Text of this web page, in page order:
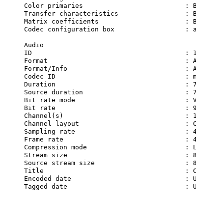
Color primaries                          : BT.709
Transfer characteristics                 : BT.709
Matrix coefficients                      : BT.709
Codec configuration box                  : avcC
Audio
ID                                       : 1
Format                                   : AAC LC
Format/Info                              : Advanced
Codec ID                                 : mp4a-
Duration                                 : 7 s 242
Source duration                          : 7 s 268
Bit rate mode                            :
Bit rate                                 : 97.9
Channel(s)                               : 1
Channel layout                           : C
Sampling rate                            : 44.1
Frame rate                               : 43.066
Compression mode                         : Lossy
Stream size                              : 86.6 KiB
Source stream size                       : 86.8
Title                                    : Core
Encoded date                             : UTC
Tagged date                              : UTC 2021-